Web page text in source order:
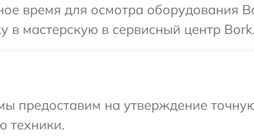
время для осмотра оборудования
в мастерскую в сервисный центр Bork.
предоставим на утверждение
техники.